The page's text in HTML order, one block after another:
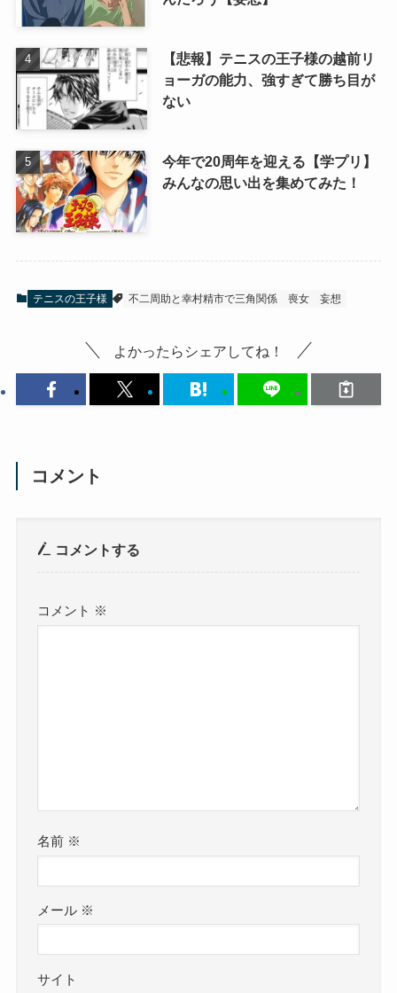
【悲報】テニスの王子様の越前リ
ョーガの能力、強すぎて勝ち目が
ない
今年で20周年を迎える【学プリ】
みんなの思い出を集めてみた！
テニスの王子様 不二周助と幸村精市で三角関係 喪女 妄想
よかったらシェアしてね！
コメント
コメントする
コメント ※
名前 ※
メール ※
サイト